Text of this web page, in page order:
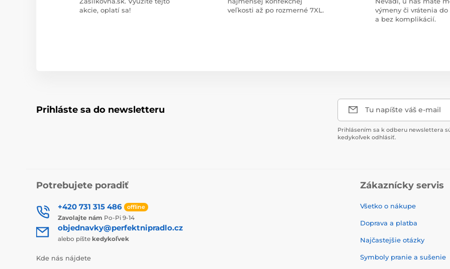
akcie, oplatí sa!
veľkosti až po rozmerné 7XL.
výmeny či vrátenia
a bez komplikácií.
Prihláste sa do newsletteru Tu napíšte váš e-mail
Prihlásením sa k odberu newslettera
kedykoľvek odhlásiť.
Potrebujete poradiť
+420 731 315 486 offline
Zavolajte nám Po-Pi 9-14
objednavky@perfektnipradlo.cz
alebo píšte kedykoľvek
Kde nás nájdete
Zákaznícky servis
Všetko o nákupe
Doprava a platba
Najčastejšie otázky
Symboly pranie a sušenie